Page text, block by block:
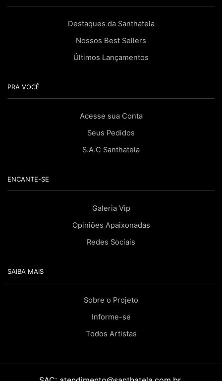
Destaques da Santhatela
Nossos Best Sellers
Últimos Lançamentos
PRA VOCÊ
Acesse sua Conta
Seus Pedidos
S.A.C Santhatela
ENCANTE-SE
Galeria Vip
Opiniões Apaixonadas
Redes Sociais
SAIBA MAIS
Sobre o Projeto
Informe-se
Todos Artistas